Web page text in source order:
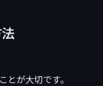
とが大切です。